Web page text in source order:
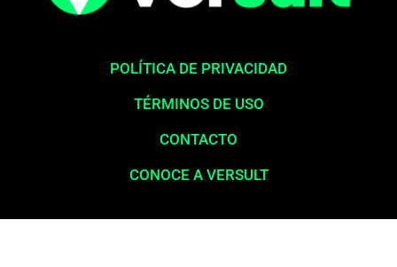
POLÍTICA DE PRIVACIDAD
TÉRMINOS DE USO
CONTACTO
CONOCE A VERSULT